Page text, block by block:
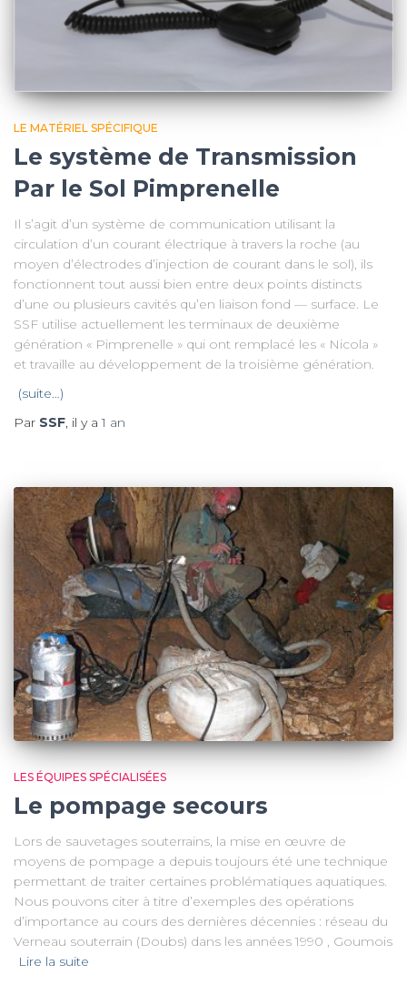
LE MATÉRIEL SPÉCIFIQUE
Le système de Transmission
Par le Sol Pimprenelle
Il s’agit d’un système de communication utilisant la
circulation d’un courant électrique à travers la roche (au
moyen d’électrodes d’injection de courant dans le sol), ils
fonctionnent tout aussi bien entre deux points distincts
d’une ou plusieurs cavités qu’en liaison fond — surface. Le
SSF utilise actuellement les terminaux de deuxième
génération « Pimprenelle » qui ont remplacé les « Nicola »
et travaille au développement de la troisième génération.
(suite…)
Par SSF, il y a1 an
LES ÉQUIPES SPÉCIALISÉES
Le pompage secours
Lors de sauvetages souterrains, la mise en œuvre de
moyens de pompage a depuis toujours été une technique
permettant de traiter certaines problématiques aquatiques.
Nous pouvons citer à titre d’exemples des opérations
d’importance au cours des dernières décennies : réseau du
Verneau souterrain (Doubs) dans les années 1990 , Goumois
Lire la suite